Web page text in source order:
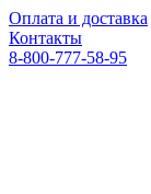
Оплата и доставка
Контакты
8-800-777-58-95